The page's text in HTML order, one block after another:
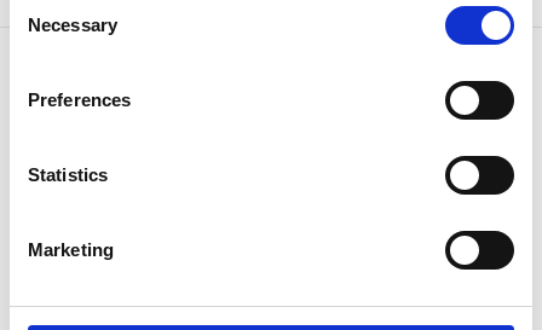
Selection
Necessary
Preferences
Statistics
Marketing
RfN 8006 011 x 014 mm, G